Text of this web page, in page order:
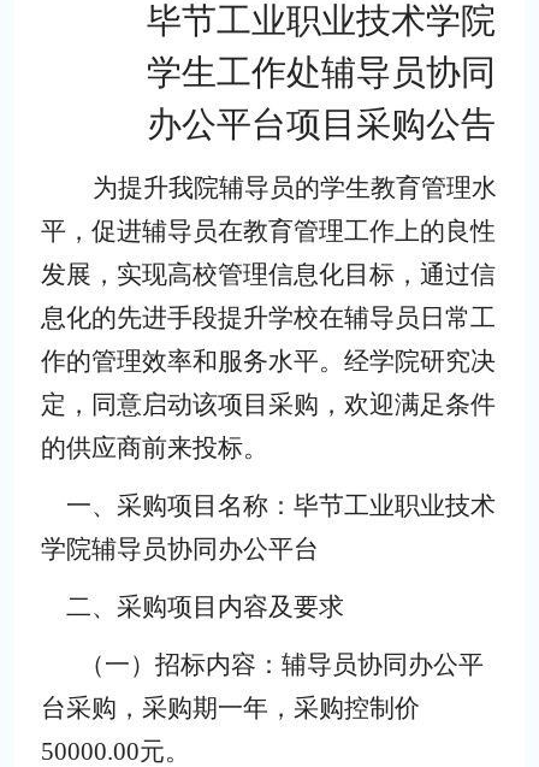
毕节工业职业技术学院
学生工作处辅导员协同
办公平台项目采购公告
为提升我院辅导员的学生教育管理水
平，促进辅导员在教育管理工作上的良性
发展，实现高校管理信息化目标，通过信
息化的先进手段提升学校在辅导员日常工
作的管理效率和服务水平。经学院研究决
定，同意启动该项目采购，欢迎满足条件
的供应商前来投标。
一、采购项目名称： 毕节工业职业技术
学院辅导员协同办公平台
二、采购项目内容及要求
（一） 招标内容：辅导员协同办公平
台采购， 采购期一年，采购控制价
50000.00元。